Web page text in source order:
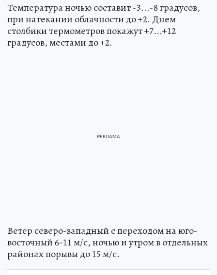
Температура ночью составит -3...-8 градусов,
при натекании облачности до +2. Днем
столбики термометров покажут +7...+12
градусов, местами до +2.
Ветер северо-западный с переходом на юго-
восточный 6-11 м/с, ночью и утром в отдельных
районах порывы до 15 м/с.